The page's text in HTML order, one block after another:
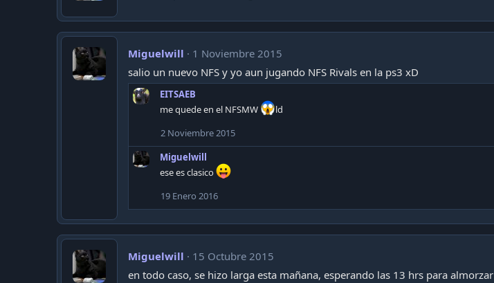
Miguelwill
1 Noviembre 2015
salio un nuevo NFS y yo aun jugando NFS Rivals en la ps3 xD
EITSAEB
me quede en el NFSMW
ld
2 Noviembre 2015
Miguelwill
ese es clasico
19 Enero 2016
Miguelwill
15 Octubre 2015
en todo caso, se hizo larga esta mañana, esperando las 13 hrs para almorzar